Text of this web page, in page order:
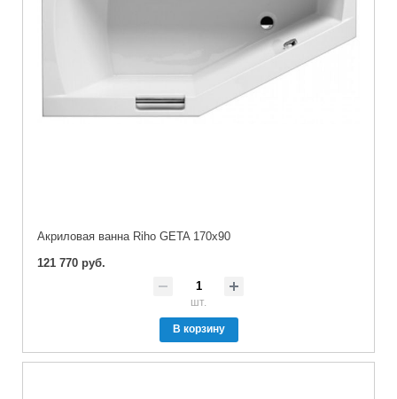
Акриловая ванна Riho GETA 170x90
121 770 руб.
шт.
В корзину